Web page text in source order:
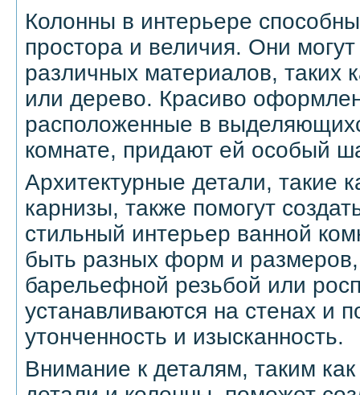
Колонны в интерьере
простора и величия. Они
различных материалов, таких
или дерево. Красиво
расположенные в
комнате, придают ей особый
Архитектурные детали, такие
карнизы, также помогут
стильный интерьер ванной
быть разных форм и
барельефной резьбой или
устанавливаются на стенах и
утонченность и изысканность.
Внимание к деталям, таким